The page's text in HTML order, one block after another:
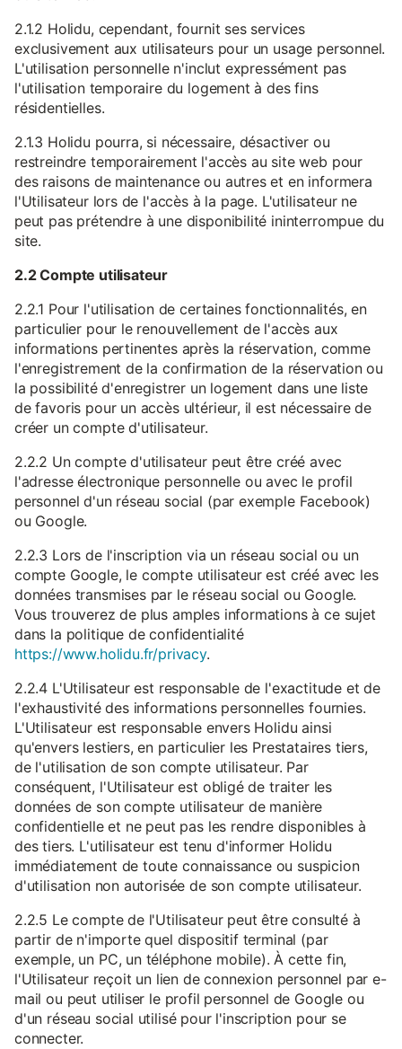
2.1.2 Holidu, cependant, fournit ses services
exclusivement aux utilisateurs pour un usage personnel.
L'utilisation personnelle n'inclut expressément pas
l'utilisation temporaire du logement à des fins
résidentielles.
2.1.3 Holidu pourra, si nécessaire, désactiver ou
restreindre temporairement l'accès au site web pour
des raisons de maintenance ou autres et en informera
l'Utilisateur lors de l'accès à la page. L'utilisateur ne
peut pas prétendre à une disponibilité ininterrompue du
site.
2.2 Compte utilisateur
2.2.1 Pour l'utilisation de certaines fonctionnalités, en
particulier pour le renouvellement de l'accès aux
informations pertinentes après la réservation, comme
l'enregistrement de la confirmation de la réservation ou
la possibilité d'enregistrer un logement dans une liste
de favoris pour un accès ultérieur, il est nécessaire de
créer un compte d'utilisateur.
2.2.2 Un compte d'utilisateur peut être créé avec
l'adresse électronique personnelle ou avec le profil
personnel d'un réseau social (par exemple Facebook)
ou Google.
2.2.3 Lors de l'inscription via un réseau social ou un
compte Google, le compte utilisateur est créé avec les
données transmises par le réseau social ou Google.
Vous trouverez de plus amples informations à ce sujet
dans la politique de confidentialité
https://www.holidu.fr/privacy.
2.2.4 L'Utilisateur est responsable de l'exactitude et de
l'exhaustivité des informations personnelles fournies.
L'Utilisateur est responsable envers Holidu ainsi
qu'envers lestiers, en particulier les Prestataires tiers,
de l'utilisation de son compte utilisateur. Par
conséquent, l'Utilisateur est obligé de traiter les
données de son compte utilisateur de manière
confidentielle et ne peut pas les rendre disponibles à
des tiers. L'utilisateur est tenu d'informer Holidu
immédiatement de toute connaissance ou suspicion
d'utilisation non autorisée de son compte utilisateur.
2.2.5 Le compte de l'Utilisateur peut être consulté à
partir de n'importe quel dispositif terminal (par
exemple, un PC, un téléphone mobile). À cette fin,
l'Utilisateur reçoit un lien de connexion personnel par e-
mail ou peut utiliser le profil personnel de Google ou
d'un réseau social utilisé pour l'inscription pour se
connecter.